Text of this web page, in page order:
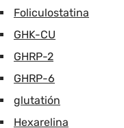
Foliculostatina
GHK-CU
GHRP-2
GHRP-6
glutatión
Hexarelina